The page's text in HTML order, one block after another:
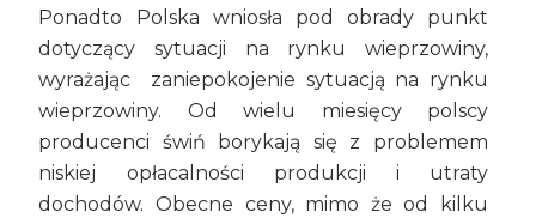
Ponadto Polska wniosła pod obrady punkt
dotyczący sytuacji na rynku wieprzowiny,
wyrażając zaniepokojenie sytuacją na rynku
wieprzowiny. Od wielu miesięcy polscy
producenci świń borykają się z problemem
niskiej opłacalności produkcji i utraty
dochodów. Obecne ceny, mimo że od kilku